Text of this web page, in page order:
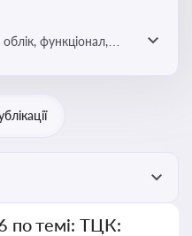
по темі: ТЦК: